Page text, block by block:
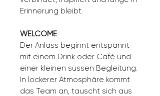
Erinnerung bleibt.
WELCOME
Der Anlass beginnt entspannt
mit einem Drink oder Café und
einer kleinen süssen Begleitung.
In lockerer Atmosphäre kommt
das Team an, tauscht sich aus